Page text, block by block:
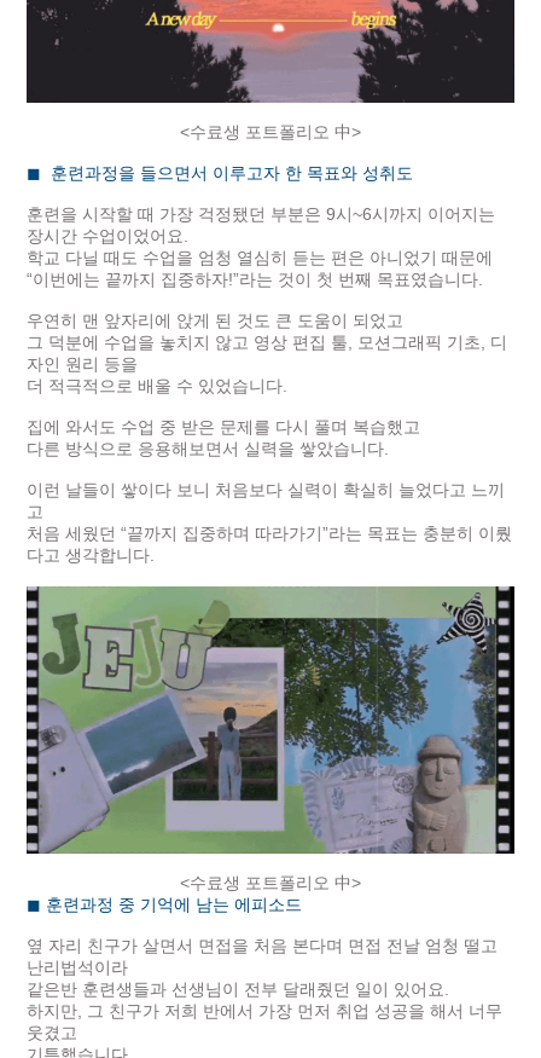
<수료생 포트폴리오 中>
◼ 훈련과정을 들으면서 이루고자 한 목표와 성취도
훈련을 시작할 때 가장 걱정됐던 부분은 9시~6시까지 이어지는
장시간 수업이었어요.
학교 다닐 때도 수업을 엄청 열심히 듣는 편은 아니었기 때문에
“이번에는 끝까지 집중하자!”라는 것이 첫 번째 목표였습니다.
우연히 맨 앞자리에 앉게 된 것도 큰 도움이 되었고
그 덕분에 수업을 놓치지 않고 영상 편집 툴, 모션그래픽 기초, 디
자인 원리 등을
더 적극적으로 배울 수 있었습니다.
집에 와서도 수업 중 받은 문제를 다시 풀며 복습했고
다른 방식으로 응용해보면서 실력을 쌓았습니다.
이런 날들이 쌓이다 보니 처음보다 실력이 확실히 늘었다고 느끼
고
처음 세웠던 “끝까지 집중하며 따라가기”라는 목표는 충분히 이뤘
다고 생각합니다.
<수료생 포트폴리오 中>
◼ 훈련과정 중 기억에 남는 에피소드
옆 자리 친구가 살면서 면접을 처음 본다며 면접 전날 엄청 떨고
난리법석이라
같은반 훈련생들과 선생님이 전부 달래줬던 일이 있어요.
하지만, 그 친구가 저희 반에서 가장 먼저 취업 성공을 해서 너무
웃겼고
기특했습니다.